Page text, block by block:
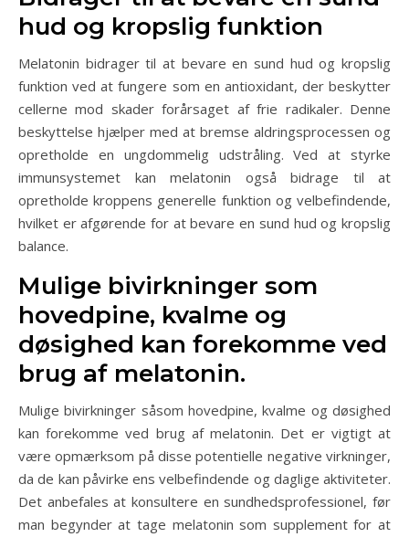
hud og kropslig funktion
Melatonin bidrager til at bevare en sund hud og kropslig
funktion ved at fungere som en antioxidant, der beskytter
cellerne mod skader forårsaget af frie radikaler. Denne
beskyttelse hjælper med at bremse aldringsprocessen og
opretholde en ungdommelig udstråling. Ved at styrke
immunsystemet kan melatonin også bidrage til at
opretholde kroppens generelle funktion og velbefindende,
hvilket er afgørende for at bevare en sund hud og kropslig
balance.
Mulige bivirkninger som
hovedpine, kvalme og
døsighed kan forekomme ved
brug af melatonin.
Mulige bivirkninger såsom hovedpine, kvalme og døsighed
kan forekomme ved brug af melatonin. Det er vigtigt at
være opmærksom på disse potentielle negative virkninger,
da de kan påvirke ens velbefindende og daglige aktiviteter.
Det anbefales at konsultere en sundhedsprofessionel, før
man begynder at tage melatonin som supplement for at